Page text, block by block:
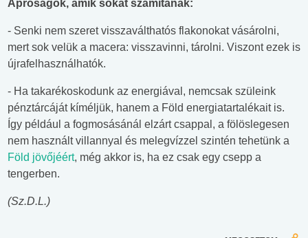
Apróságok, amik sokat számítanak:
- Senki nem szeret visszaválthatós flakonokat vásárolni,
mert sok velük a macera: visszavinni, tárolni. Viszont ezek is
újrafelhasználhatók.
- Ha takarékoskodunk az energiával, nemcsak szüleink
pénztárcáját kíméljük, hanem a Föld energiatartalékait is.
Így például a fogmosásánál elzárt csappal, a fölöslegesen
nem használt villannyal és melegvízzel szintén tehetünk a
Föld jövőjéért, még akkor is, ha ez csak egy csepp a
tengerben.
(Sz.D.L.)